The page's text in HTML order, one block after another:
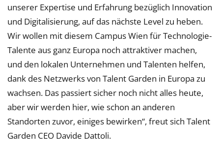
unserer Expertise und Erfahrung bezüglich Innovation
und Digitalisierung, auf das nächste Level zu heben.
Wir wollen mit diesem Campus Wien für Technologie-
Talente aus ganz Europa noch attraktiver machen,
und den lokalen Unternehmen und Talenten helfen,
dank des Netzwerks von Talent Garden in Europa zu
wachsen. Das passiert sicher noch nicht alles heute,
aber wir werden hier, wie schon an anderen
Standorten zuvor, einiges bewirken“, freut sich Talent
Garden CEO Davide Dattoli.